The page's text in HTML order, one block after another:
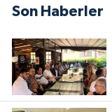
Son Haberler